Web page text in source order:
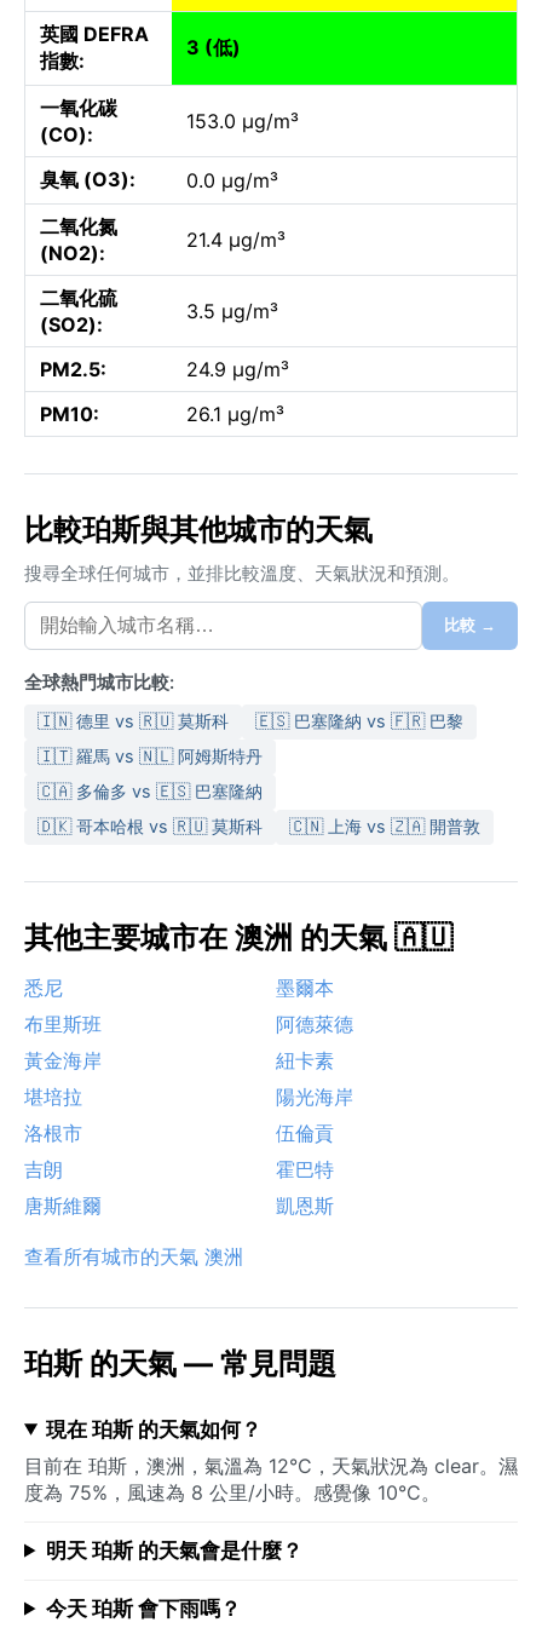
英國 DEFRA
指數:
3 (低)
一氧化碳
(CO):
153.0 µg/m³
臭氧 (O3):
0.0 µg/m³
二氧化氮
(NO2):
21.4 µg/m³
二氧化硫
(SO2):
3.5 µg/m³
PM2.5:
24.9 µg/m³
PM10:
26.1 µg/m³
比較珀斯與其他城市的天氣
搜尋全球任何城市，並排比較溫度、天氣狀況和預測。
比較 →
全球熱門城市比較:
🇮🇳 德里 vs 🇷🇺 莫斯科
🇪🇸 巴塞隆納 vs 🇫🇷 巴黎
🇮🇹 羅馬 vs 🇳🇱 阿姆斯特丹
🇨🇦 多倫多 vs 🇪🇸 巴塞隆納
🇩🇰 哥本哈根 vs 🇷🇺 莫斯科
🇨🇳 上海 vs 🇿🇦 開普敦
其他主要城市在 澳洲 的天氣 🇦🇺
悉尼
墨爾本
布里斯班
阿德萊德
黃金海岸
紐卡素
堪培拉
陽光海岸
洛根市
伍倫貢
吉朗
霍巴特
唐斯維爾
凱恩斯
查看所有城市的天氣 澳洲
珀斯 的天氣 — 常見問題
現在 珀斯 的天氣如何？
目前在 珀斯，澳洲，氣溫為 12°C，天氣狀況為 clear。濕
度為 75%，風速為 8 公里/小時。感覺像 10°C。
明天 珀斯 的天氣會是什麼？
今天 珀斯 會下雨嗎？